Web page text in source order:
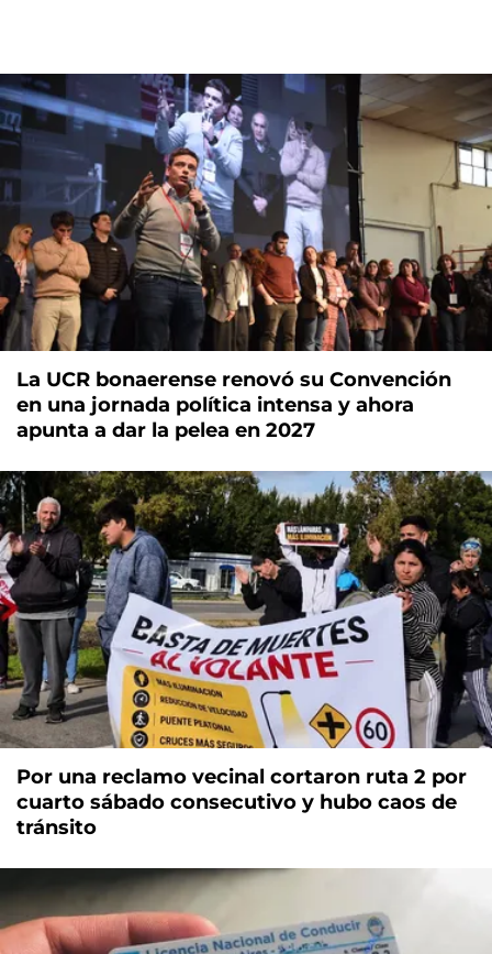
La UCR bonaerense renovó su Convención
en una jornada política intensa y ahora
apunta a dar la pelea en 2027
Por una reclamo vecinal cortaron ruta 2 por
cuarto sábado consecutivo y hubo caos de
tránsito